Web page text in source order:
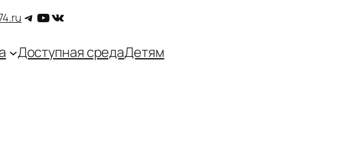
Telegram
YouTube
ВКонтакте
Доступная средаДетям